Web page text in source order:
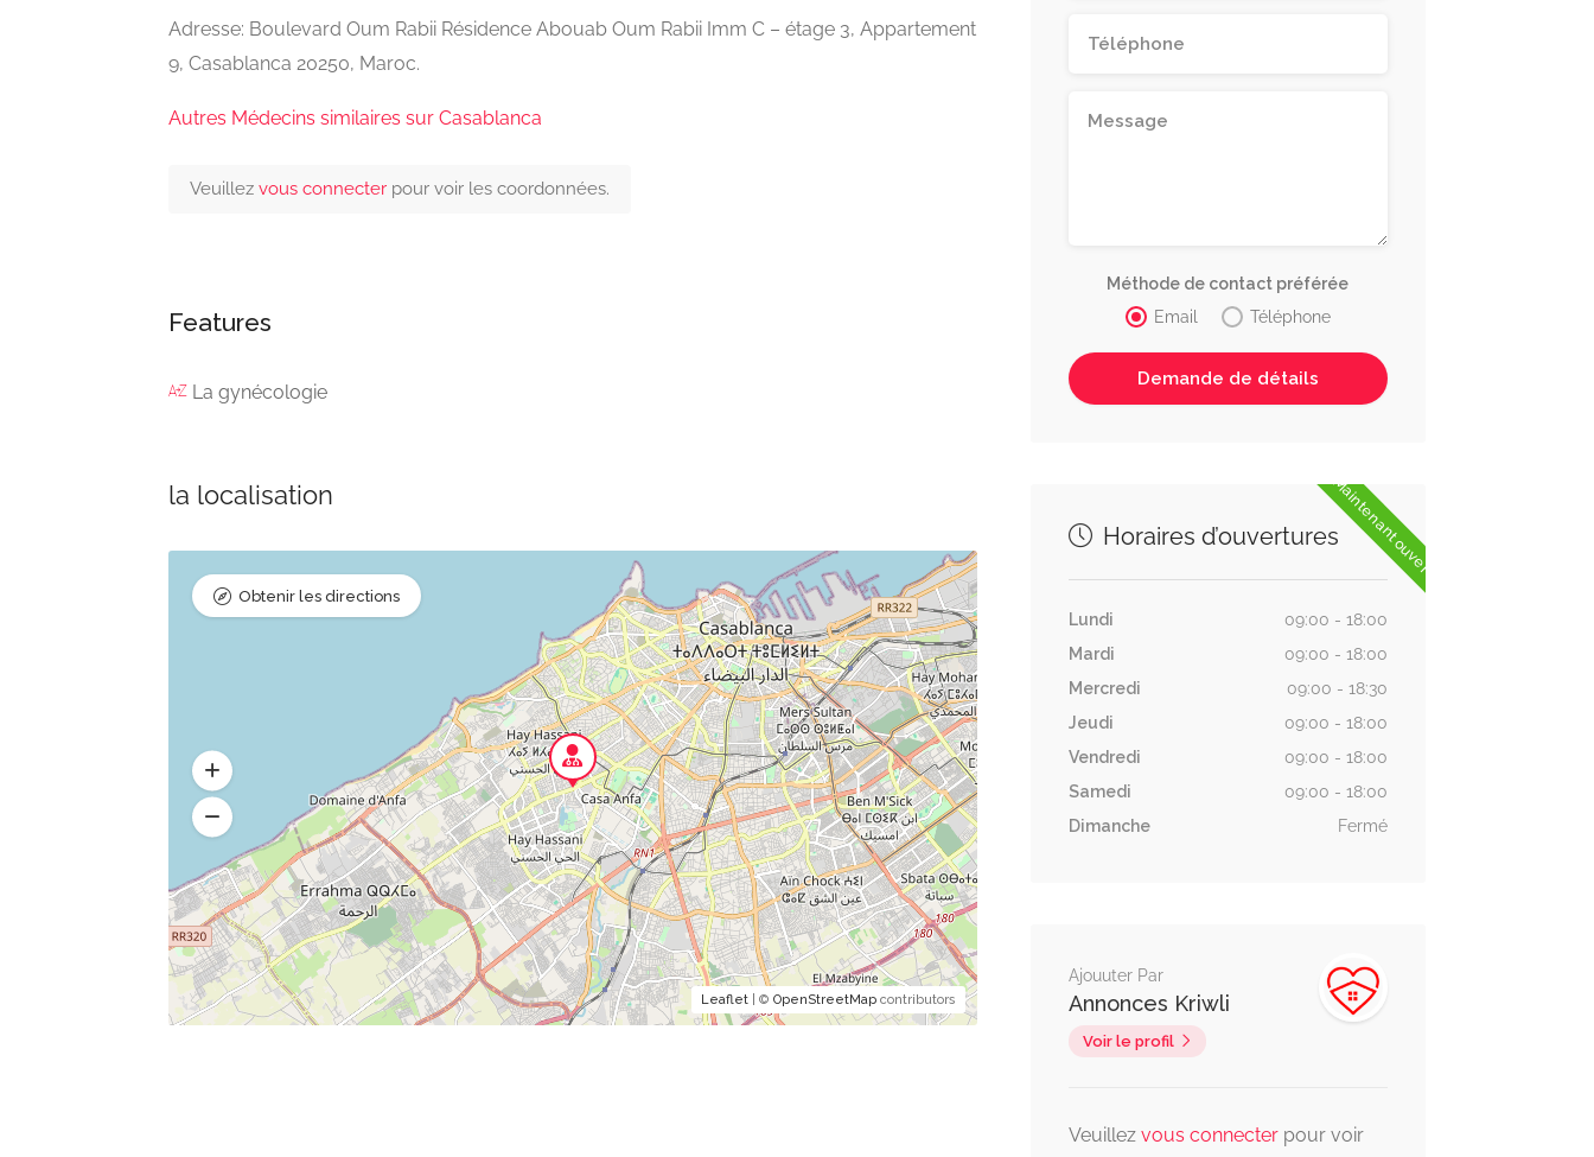
Adresse: Boulevard Oum Rabii Résidence Abouab Oum Rabii Imm C – étage 3, Appartement
9, Casablanca 20250, Maroc.
Autres Médecins similaires sur Casablanca
Veuillez vous connecter pour voir les coordonnées.
Features
La gynécologie
la localisation
Leaflet| © OpenStreetMapcontributors
Obtenir les directions
Méthode de contact préférée
Email
Téléphone
Maintenant ouvert
Horaires d’ouvertures
Lundi
09:00 - 18:00
Mardi
09:00 - 18:00
Mercredi
09:00 - 18:30
Jeudi
09:00 - 18:00
Vendredi
09:00 - 18:00
Samedi
09:00 - 18:00
Dimanche
Fermé
Ajouuter Par
Annonces Kriwli
Voir le profil
Veuillez vous connecter pour voir